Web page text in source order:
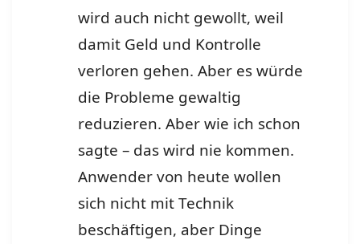
wird auch nicht gewollt, weil
damit Geld und Kontrolle
verloren gehen. Aber es würde
die Probleme gewaltig
reduzieren. Aber wie ich schon
sagte – das wird nie kommen.
Anwender von heute wollen
sich nicht mit Technik
beschäftigen, aber Dinge